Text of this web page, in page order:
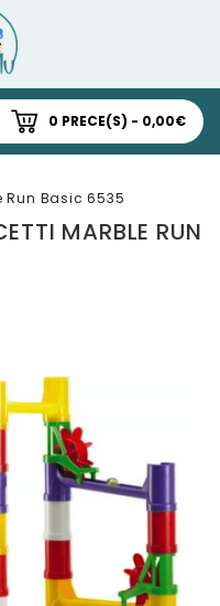
0 PRECE(S) - 0,00€
Run Basic 6535
MARBLE RUN